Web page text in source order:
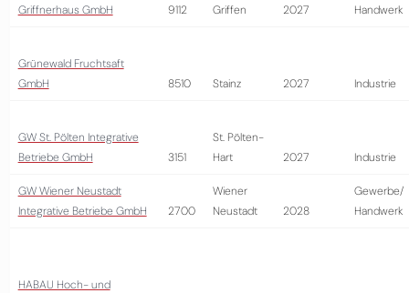
Griffnerhaus GmbH 9112 Griffen 2027
Handwerk
Grünewald Fruchtsaft
GmbH
8510 Stainz 2027 Industrie
GW St. Pölten Integrative
Betriebe GmbH
3151
St. Pölten-
Hart
2027 Industrie
GW Wiener Neustadt
Integrative Betriebe GmbH
2700
Wiener
Neustadt
2028
Gewerbe/
Handwerk
HABAU Hoch- und